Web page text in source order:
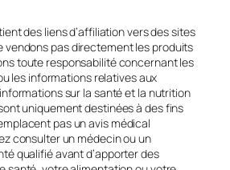
des liens d’affiliation vers des sites
vendons pas directement les produits
toute responsabilité concernant les
les informations relatives aux
sur la santé et la nutrition
uniquement destinées à des fins
pas un avis médical
consulter un médecin ou un
qualifié avant d’apporter des